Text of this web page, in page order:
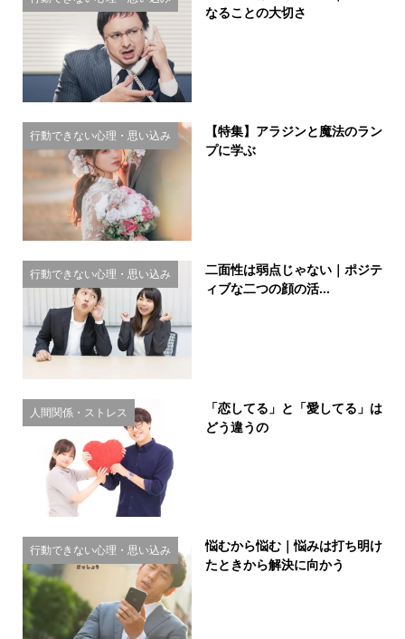
なることの大切さ
行動できない心理・思い込み
【特集】アラジンと魔法のラン
プに学ぶ
行動できない心理・思い込み
二面性は弱点じゃない｜ポジテ
ィブな二つの顔の活...
人間関係・ストレス
「恋してる」と「愛してる」は
どう違うの
行動できない心理・思い込み
悩むから悩む｜悩みは打ち明け
たときから解決に向かう